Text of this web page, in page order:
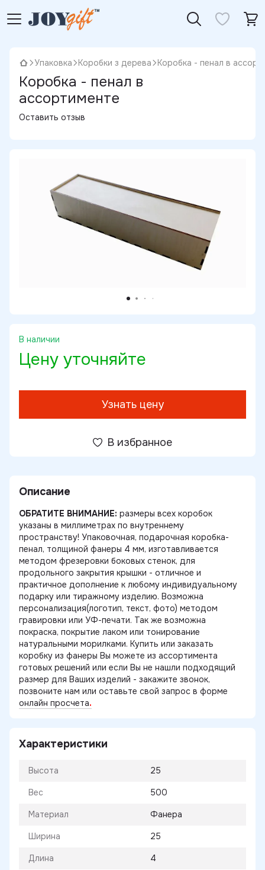
Упаковка Коробки з дерева Коробка - пенал в
Коробка - пенал в
ассортименте
Оставить отзыв
В наличии
Цену уточняйте
Узнать цену
В избранное
Описание
ОБРАТИТЕ ВНИМАНИЕ: размеры всех коробок
указаны в миллиметрах по внутреннему
пространству! Упаковочная, подарочная коробка-
пенал, толщиной фанеры 4 мм, изготавливается
методом фрезеровки боковых стенок, для
продольного закрытия крышки - отличное и
практичное дополнение к любому индивидуальному
подарку или тиражному изделию. Возможна
персонализация(логотип, текст, фото) методом
гравировки или УФ-печати. Так же возможна
покраска, покрытие лаком или тонирование
натуральными морилками. Купить или заказать
коробку из фанеры Вы можете из ассортимента
готовых решений или если Вы не нашли подходящий
размер для Ваших изделий - закажите звонок,
позвоните нам или оставьте свой запрос в форме
онлайн просчета.
Характеристики
Высота 25
Вес 500
Материал Фанера
Ширина 25
Длина 4